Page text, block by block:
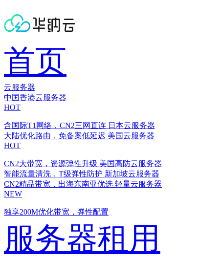
首页
云服务器
中国香港云服务器
HOT
含国际T1网络，CN2三网直连 日本云服务器
大陆优化路由，免备案低延迟 美国云服务器
HOT
CN2大带宽，资源弹性升级 美国高防云服务器
智能流量清洗，T级弹性防护 新加坡云服务器
CN2精品带宽，出海东南亚优选 轻量云服务器
NEW
独享200M优化带宽，弹性配置
服务器租用